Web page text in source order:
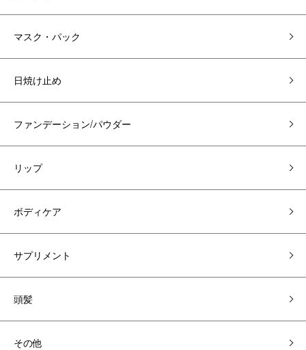
マスク・パック
日焼け止め
ファンデーション/パウダー
リップ
ボディケア
サプリメント
頭髪
その他